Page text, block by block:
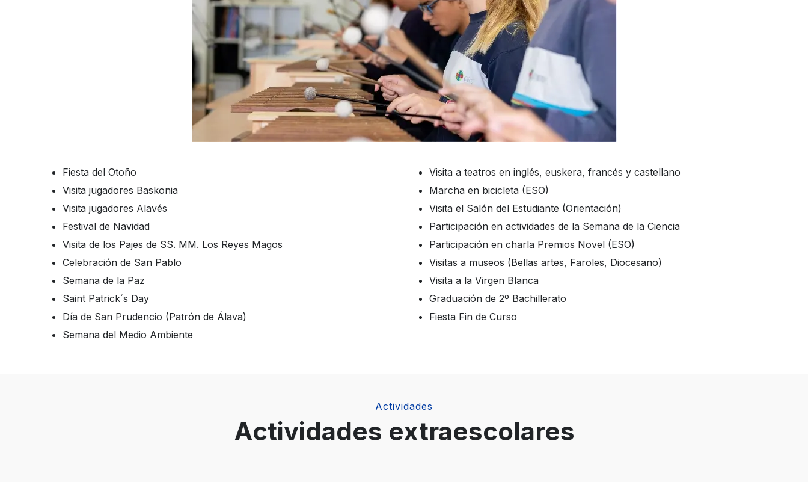
Fiesta del Otoño
Visita jugadores Baskonia
Visita jugadores Alavés
Festival de Navidad
Visita de los Pajes de SS. MM. Los Reyes Magos
Celebración de San Pablo
Semana de la Paz
Saint Patrick´s Day
Día de San Prudencio (Patrón de Álava)
Semana del Medio Ambiente
Visita a teatros en inglés, euskera, francés y castellano
Marcha en bicicleta (ESO)
Visita el Salón del Estudiante (Orientación)
Participación en actividades de la Semana de la Ciencia
Participación en charla Premios Novel (ESO)
Visitas a museos (Bellas artes, Faroles, Diocesano)
Visita a la Virgen Blanca
Graduación de 2º Bachillerato
Fiesta Fin de Curso
Actividades
Actividades extraescolares